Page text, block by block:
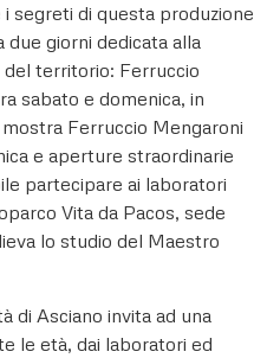
segreti di questa produzione
giorni dedicata alla
territorio: Ferruccio
sabato e domenica, in
Ferruccio Mengaroni
e aperture straordinarie
partecipare ai laboratori
Vita da Pacos, sede
lo studio del Maestro
di Asciano invita ad una
le età, dai laboratori ed